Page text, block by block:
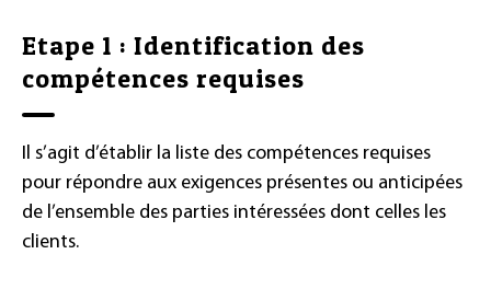
Etape 1 : Identification des
compétences requises
Il s’agit d’établir la liste des compétences requises
pour répondre aux exigences présentes ou anticipées
de l’ensemble des parties intéressées dont celles les
clients.